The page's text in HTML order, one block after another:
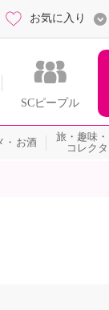
SCピープル
お気に入り
・お酒
旅・趣味
コレク